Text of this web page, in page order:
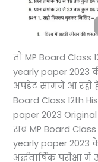
तो MP Board Class
yearly paper 2023
अपडेट सामने आ
Board Class 12th
paper 2023
सब MP Board Class
yearly paper 2023
अर्द्धवार्षिक परीक्षा